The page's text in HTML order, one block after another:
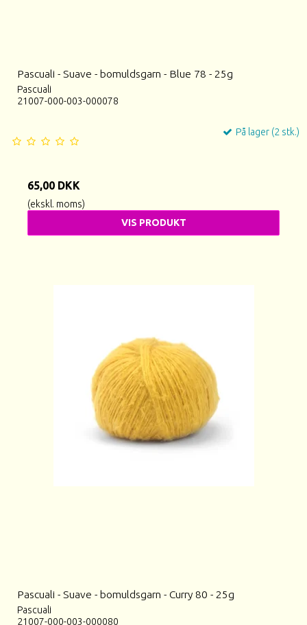
Pascuali - Suave - bomuldsgarn - Blue 78 - 25g
Pascuali
21007-000-003-000078
På lager (2 stk.)
65,00 DKK
(ekskl. moms)
VIS PRODUKT
Pascuali - Suave - bomuldsgarn - Curry 80 - 25g
Pascuali
21007-000-003-000080